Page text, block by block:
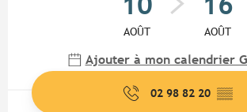
AOÛT AOÛT
Ajouter à mon calendrier
02 98 82 20 ▒▒